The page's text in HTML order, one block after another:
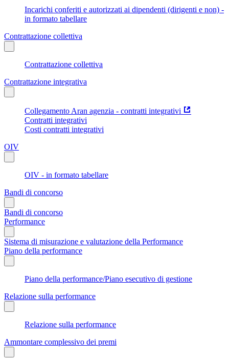
Incarichi conferiti e autorizzati ai dipendenti (dirigenti e non) -
in formato tabellare
Contrattazione collettiva
Contrattazione collettiva
Contrattazione integrativa
Collegamento Aran agenzia - contratti integrativi
Contratti integrativi
Costi contratti integrativi
OIV
OIV - in formato tabellare
Bandi di concorso
Bandi di concorso
Performance
Sistema di misurazione e valutazione della Performance
Piano della performance
Piano della performance/Piano esecutivo di gestione
Relazione sulla performance
Relazione sulla performance
Ammontare complessivo dei premi